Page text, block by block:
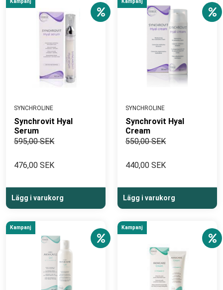
SYNCHROLINE
Synchrovit Hyal
Serum
595,00 SEK
476,00 SEK
Lägg i varukorg
SYNCHROLINE
Synchrovit Hyal
Cream
550,00 SEK
440,00 SEK
Lägg i varukorg
Kampanj Kampanj